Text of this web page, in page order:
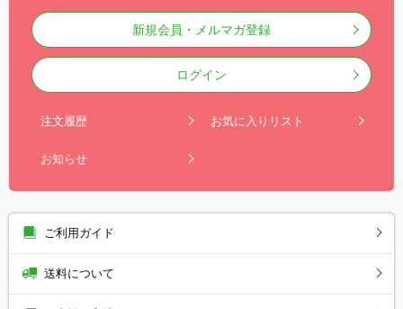
新規会員・メルマガ登録
ログイン
注文履歴 お気に入りリスト
お知らせ
ご利用ガイド
送料について